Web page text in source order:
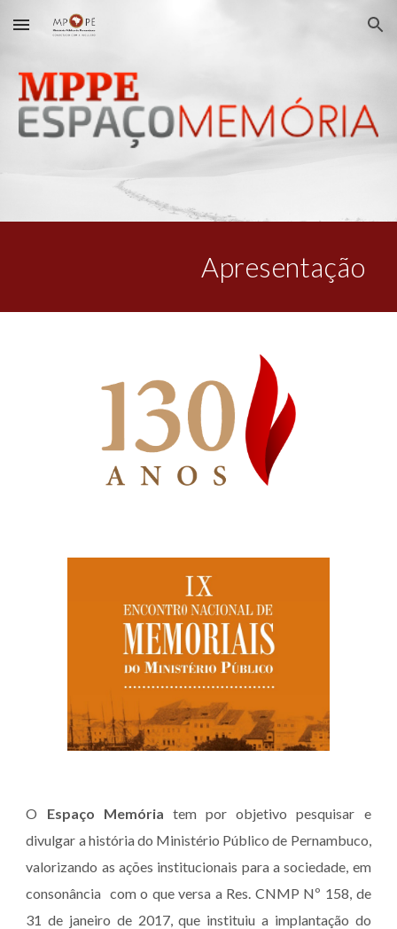
Skip to main content Skip to navigation
Apresentação
O Espaço Memória tem por objetivo pesquisar e
divulgar a história do Ministério Público de Pernambuco,
valorizando as ações institucionais para asociedade, em
consonância com o que versa a Res. CNMP Nº 158, de
31 de janeiro de 2017,que instituiu a implantação do